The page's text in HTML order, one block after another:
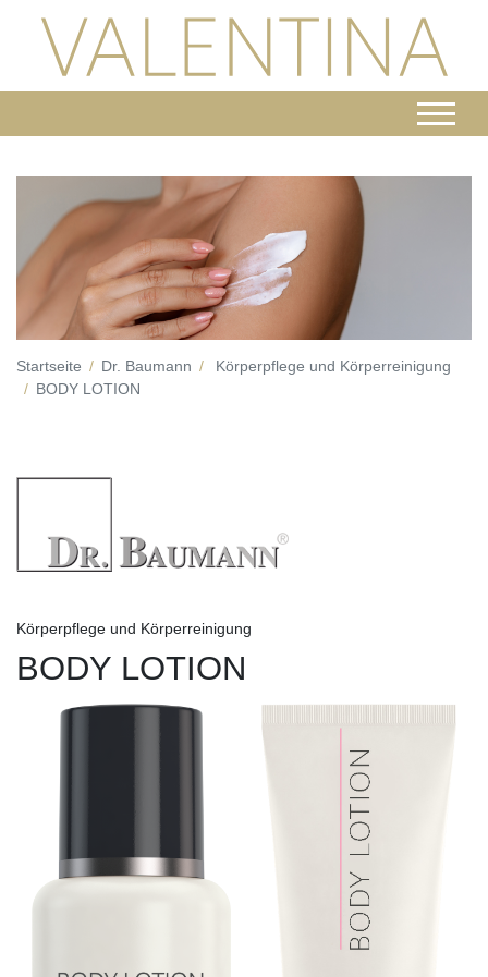
Startseite Dr. Baumann
Körperpflege und Körperreinigung
BODY LOTION
Körperpflege und Körperreinigung
BODY LOTION